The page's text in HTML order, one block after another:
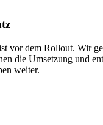
vor dem Rollout. Wir
die Umsetzung und
weiter.